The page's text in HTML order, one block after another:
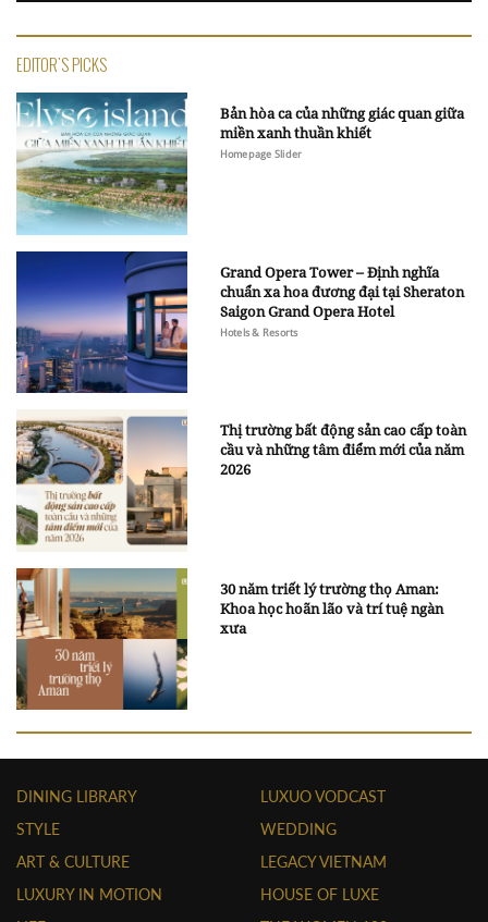
EDITOR'S PICKS
Bản hòa ca của những giác quan giữa
miền xanh thuần khiết
Homepage Slider
Grand Opera Tower – Định nghĩa
chuẩn xa hoa đương đại tại Sheraton
Saigon Grand Opera Hotel
Hotels & Resorts
Thị trường bất động sản cao cấp toàn
cầu và những tâm điểm mới của năm
2026
30 năm triết lý trường thọ Aman:
Khoa học hoãn lão và trí tuệ ngàn
xưa
DINING LIBRARY
STYLE
ART & CULTURE
LUXURY IN MOTION
LUXUO VODCAST
WEDDING
LEGACY VIETNAM
HOUSE OF LUXE